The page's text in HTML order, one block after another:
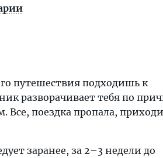
путешествия подходишь к
разворачивает тебя по
Все, поездка пропала,
заранее, за 2–3 недели до